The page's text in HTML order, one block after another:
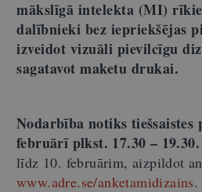
mākslīgā intelekta (MI)
dalībnieki bez iepriekšējas
izveidot vizuāli pievilcīgu
sagatavot maketu drukai.
Nodarbība notiks tiešsaistes
februārī plkst. 17.30 – 19.30.
līdz 10. februārim, aizpildot
www.adre.se/anketamidizains